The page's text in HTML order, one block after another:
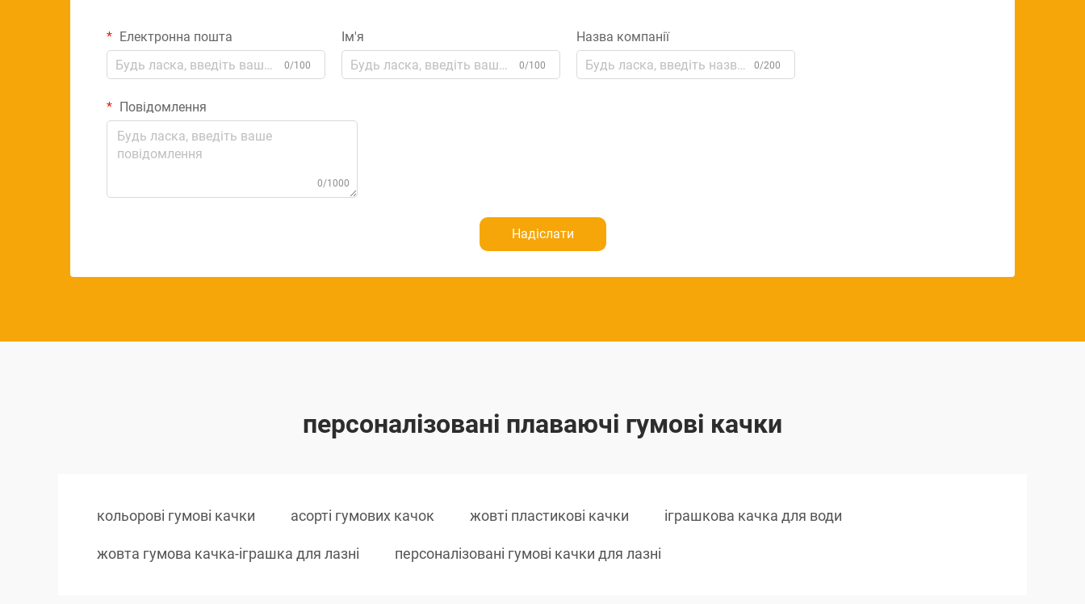
Електронна пошта
0/100
Ім'я
0/100
Назва компанії
0/200
Повідомлення
0/1000
Надіслати
персоналізовані плаваючі гумові качки
кольорові гумові качки асорті гумових качок жовті пластикові качки іграшкова качка для води
жовта гумова качка-іграшка для лазні персоналізовані гумові качки для лазні